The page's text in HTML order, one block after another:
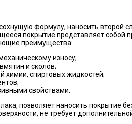
формулу, наносить второй
покрытие представляет собой
преимущества:
износу;
и сколов;
химии, спиртовых жидкостей;
свойствами.
позволяет наносить покрытие
не требует